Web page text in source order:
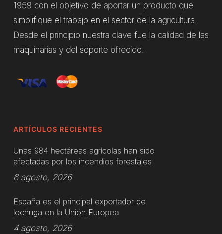
1959 con el objetivo de aportar un producto que
simplifique el trabajo en el sector de la agricultura.
Desde el principio nuestra clave fue la calidad de las
maquinarias y del soporte ofrecido.
ARTÍCULOS RECIENTES
Unas 984 hectáreas agrícolas han sido
afectadas por los incendios forestales
6 agosto, 2026
España es el principal exportador de
lechuga en la Unión Europea
4 agosto, 2026